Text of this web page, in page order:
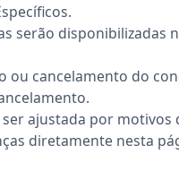
serão disponibilizadas
ou cancelamento do
ajustada por motivos
diretamente nesta